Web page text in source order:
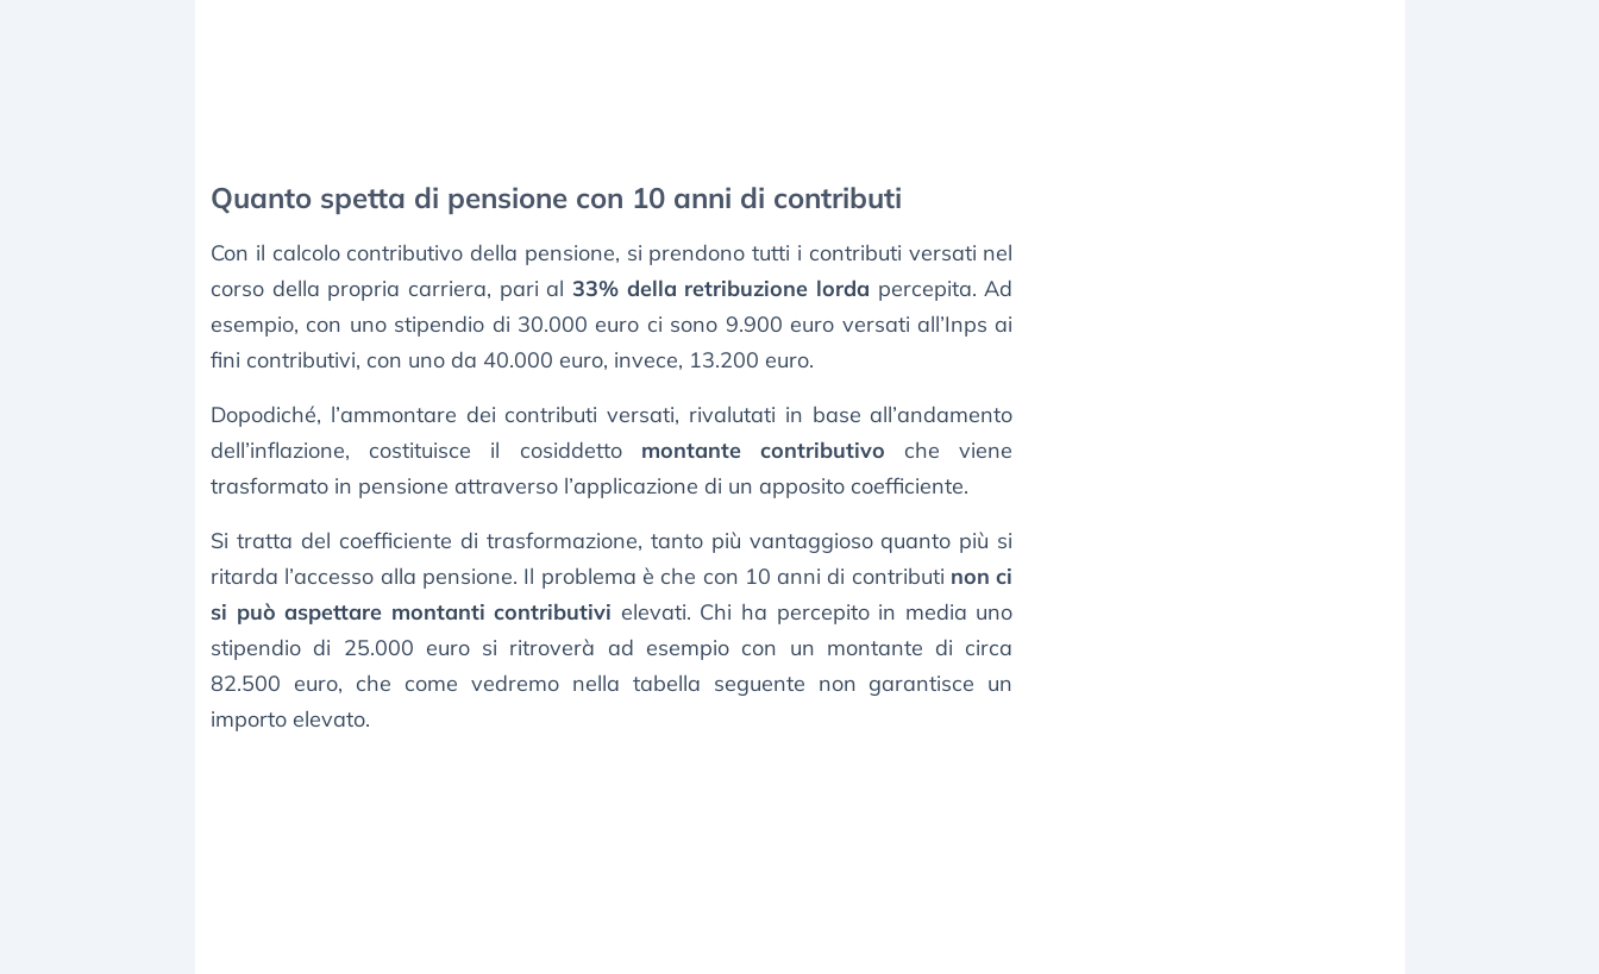
Quanto spetta di pensione con 10 anni di contributi
Con il calcolo contributivo della pensione, si prendono tutti i contributi versati nel
corso della propria carriera, pari al33% della retribuzione lorda percepita. Ad
esempio, con uno stipendio di 30.000 euro ci sono 9.900 euro versati all’Inps ai
fini contributivi, con uno da 40.000 euro, invece, 13.200 euro.
Dopodiché, l’ammontare dei contributi versati, rivalutati in base all’andamento
dell’inflazione, costituisce il cosiddetto montante contributivo che viene
trasformato in pensione attraverso l’applicazione di un apposito coefficiente.
Si tratta del coefficiente di trasformazione, tanto più vantaggioso quanto più si
ritarda l’accesso alla pensione. Il problema è che con 10 anni di contributi non ci
si può aspettare montanti contributivi elevati. Chi ha percepito in media uno
stipendio di 25.000 euro si ritroverà ad esempio con un montante di circa
82.500 euro, che come vedremo nella tabella seguente non garantisce un
importo elevato.